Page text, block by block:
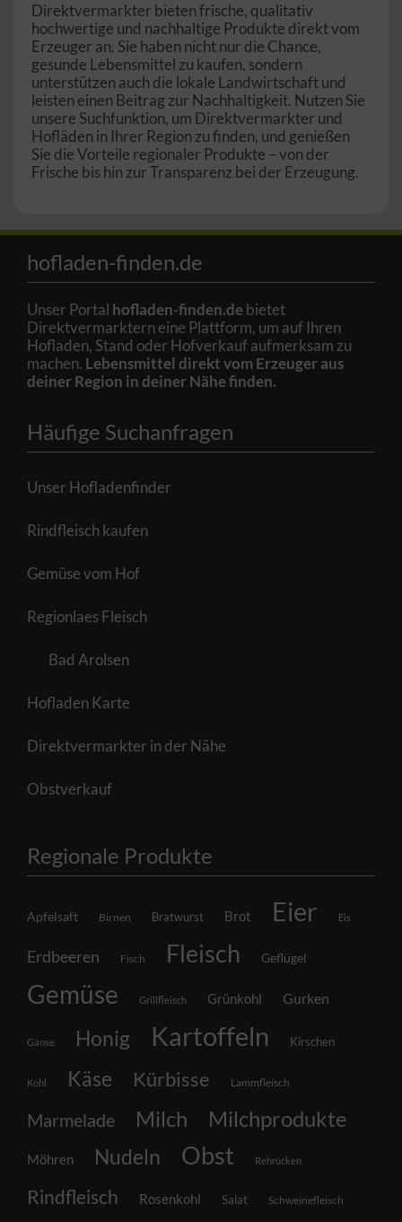
Direktvermarkter bieten frische, qualitativ
hochwertige und nachhaltige Produkte direkt vom
Erzeuger an. Sie haben nicht nur die Chance,
gesunde Lebensmittel zu kaufen, sondern
unterstützen auch die lokale Landwirtschaft und
leisten einen Beitrag zur Nachhaltigkeit. Nutzen Sie
unsere Suchfunktion, um Direktvermarkter und
Hofläden in Ihrer Region zu finden, und genießen
Sie die Vorteile regionaler Produkte – von der
Frische bis hin zur Transparenz bei der Erzeugung.
hofladen-finden.de
Unser Portal hofladen-finden.debietet
Direktvermarktern eine Plattform, um auf Ihren
Hofladen, Stand oder Hofverkauf aufmerksam zu
machen. Lebensmittel direkt vom Erzeuger aus
deiner Region in deiner Nähe finden.
Häufige Suchanfragen
Unser Hofladenfinder
Rindfleisch kaufen
Gemüse vom Hof
Regionlaes Fleisch
Bad Arolsen
Hofladen Karte
Direktvermarkter in der Nähe
Obstverkauf
Regionale Produkte
Apfelsaft Birnen Bratwurst Brot Eier Eis
Erdbeeren Fisch Fleisch Geflügel
Gemüse Grillfleisch Grünkohl Gurken
Gänse Honig Kartoffeln Kirschen
Kohl Käse Kürbisse Lammfleisch
Marmelade Milch Milchprodukte
Möhren Nudeln Obst Rehrücken
Rindfleisch Rosenkohl Salat Schweinefleisch